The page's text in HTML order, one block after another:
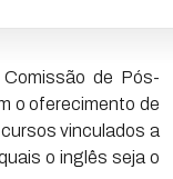
de Pós-
o oferecimento de
vinculados a
o inglês seja o